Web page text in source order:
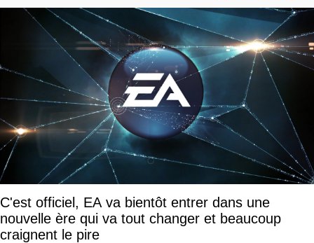
C'est officiel, EA va bientôt entrer dans une
nouvelle ère qui va tout changer et beaucoup
craignent le pire